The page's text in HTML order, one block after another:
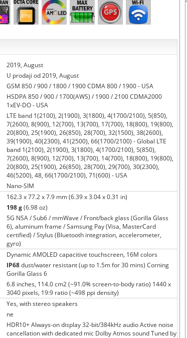
2019, August
U prodaji od 2019, August
GSM 850 / 900 / 1800 / 1900 CDMA 800 / 1900 - USA
HSDPA 850 / 900 / 1700(AWS) / 1900 / 2100 CDMA2000
1xEV-DO - USA
LTE band 1(2100), 2(1900), 3(1800), 4(1700/2100), 5(850),
7(2600), 8(900), 12(700), 13(700), 17(700), 18(800), 19(800),
20(800), 25(1900), 26(850), 28(700), 32(1500), 38(2600),
39(1900), 40(2300), 41(2500), 66(1700/2100) - Global LTE
band 1(2100), 2(1900), 3(1800), 4(1700/2100), 5(850),
7(2600), 8(900), 12(700), 13(700), 14(700), 18(800), 19(800),
20(800), 25(1900), 26(850), 28(700), 29(700), 30(2300),
46(5200), 48, 66(1700/2100), 71(600) - USA
Nano-SIM
162.3 x 77.2 x 7.9 mm (6.39 x 3.04 x 0.31 in)
198 g(6.98 oz)
5G NSA / Sub6 / mmWave / Front/back glass (Gorilla Glass
6), aluminum frame / Samsung Pay (Visa, MasterCard
certified) / Stylus (Bluetooth integration, accelerometer,
gyro)
Dynamic AMOLED capacitive touchscreen, 16M colors
IP68dust/water resistant (up to 1.5m for 30 mins) Corning
Gorilla Glass 6
6.8 inches, 114.0 cm2 (~91.0% screen-to-body ratio) 1440 x
3040 pixels, 19:9 ratio (~498 ppi density)
Yes, with stereo speakers
ne
HDR10+ Always-on display 32-bit/384kHz audio Active noise
cancellation with dedicated mic Dolby Atmos sound Tuned by